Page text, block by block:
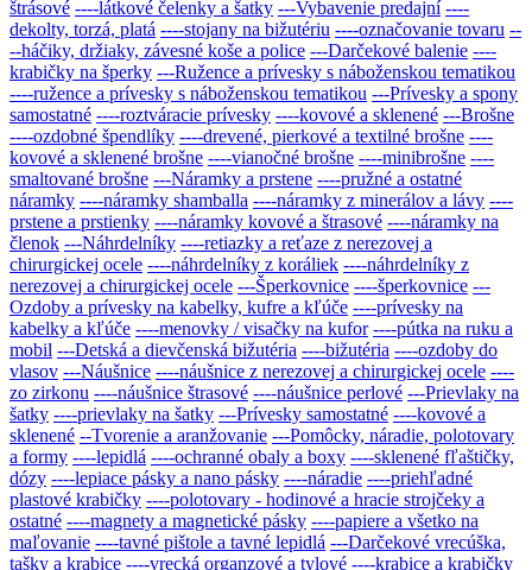
štrásové ----látkové čelenky a šatky ---Vybavenie predajní ----
dekolty, torzá, platá ----stojany na bižutériu ----označovanie tovaru --
--háčiky, držiaky, závesné koše a police ---Darčekové balenie ----
krabičky na šperky ---Ružence a prívesky s náboženskou tematikou
----ružence a prívesky s náboženskou tematikou ---Prívesky a spony
samostatné ----roztváracie prívesky ----kovové a sklenené ---Brošne
----ozdobné špendlíky ----drevené, pierkové a textilné brošne ----
kovové a sklenené brošne ----vianočné brošne ----minibrošne ----
smaltované brošne ---Náramky a prstene ----pružné a ostatné
náramky ----náramky shamballa ----náramky z minerálov a lávy ----
prstene a prstienky ----náramky kovové a štrasové ----náramky na
členok ---Náhrdelníky ----retiazky a reťaze z nerezovej a
chirurgickej ocele ----náhrdelníky z koráliek ----náhrdelníky z
nerezovej a chirurgickej ocele ---Šperkovnice ----šperkovnice ---
Ozdoby a prívesky na kabelky, kufre a kľúče ----prívesky na
kabelky a kľúče ----menovky / visačky na kufor ----pútka na ruku a
mobil ---Detská a dievčenská bižutéria ----bižutéria ----ozdoby do
vlasov ---Náušnice ----náušnice z nerezovej a chirurgickej ocele ----
zo zirkonu ----náušnice štrasové ----náušnice perlové ---Prievlaky na
šatky ----prievlaky na šatky ---Prívesky samostatné ----kovové a
sklenené --Tvorenie a aranžovanie ---Pomôcky, náradie, polotovary
a formy ----lepidlá ----ochranné obaly a boxy ----sklenené fľaštičky,
dózy ----lepiace pásky a nano pásky ----náradie ----priehľadné
plastové krabičky ----polotovary - hodinové a hracie strojčeky a
ostatné ----magnety a magnetické pásky ----papiere a všetko na
maľovanie ----tavné pištole a tavné lepidlá ---Darčekové vrecúška,
tašky a krabice ----vrecká organzové a tylové ----krabice a krabičky